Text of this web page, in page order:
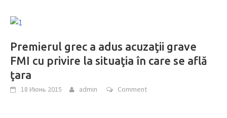
Premierul grec a adus acuzaţii grave
FMI cu privire la situaţia în care se află
ţara
18 Июнь 2015 admin Comment